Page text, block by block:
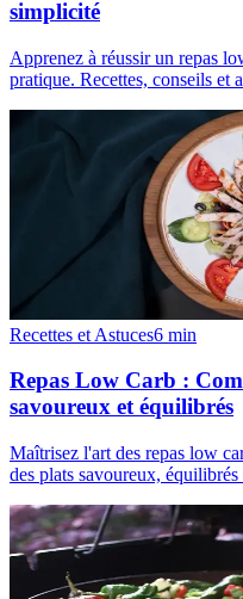
simplicité
Apprenez à réussir un repas
pratique. Recettes, conseils et
Recettes et Astuces6 min
Repas Low Carb :
savoureux et équilibrés
Maîtrisez l'art des repas low
des plats savoureux,